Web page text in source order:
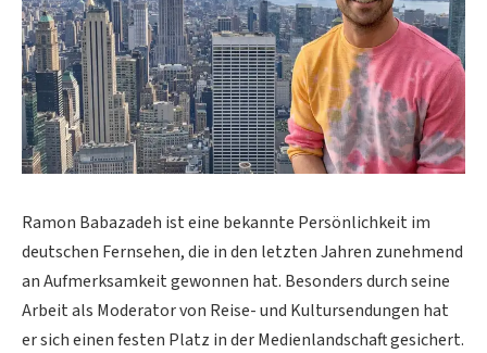
Ramon Babazadeh ist eine bekannte Persönlichkeit im
deutschen Fernsehen, die in den letzten Jahren zunehmend
an Aufmerksamkeit gewonnen hat. Besonders durch seine
Arbeit als Moderator von Reise- und Kultursendungen hat
er sich einen festen Platz in der Medienlandschaft gesichert.